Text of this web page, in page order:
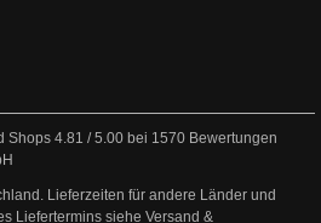
Shops 4.81 /5.00 bei 1570 Bewertungen
Lieferzeiten für andere Länder und
Liefertermins siehe Versand &